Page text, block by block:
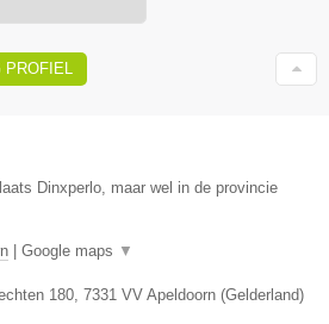
Dinxperlo, maar wel in de provincie
Google maps ▼
180 7331 VV Apeldoorn (Gelderland)